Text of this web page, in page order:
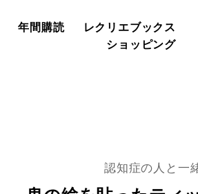
年間購読
レクリエブックス
ショッピング
認知症の人と一